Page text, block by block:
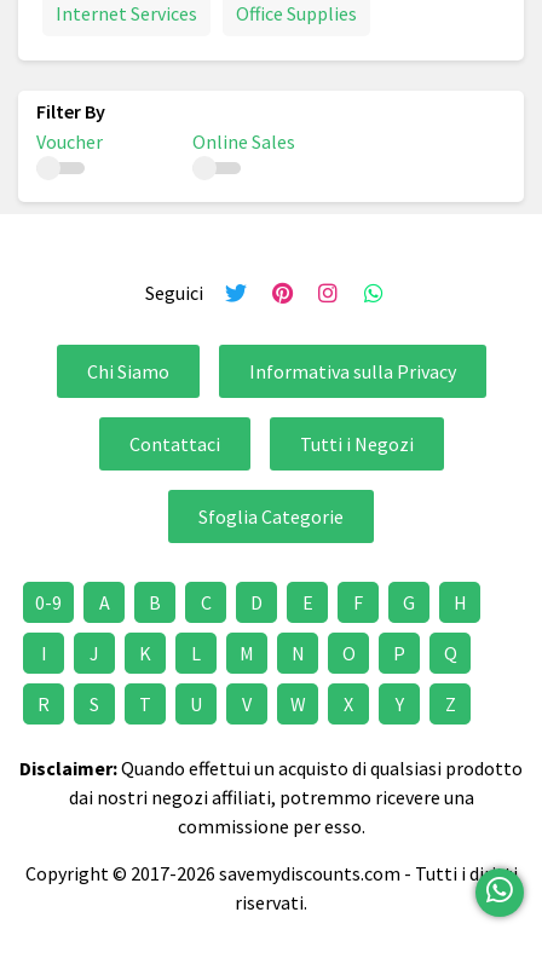
Internet Services Office Supplies
Voucher Online Sales
Seguici
Chi Siamo Informativa sulla Privacy
Contattaci Tutti i Negozi
Sfoglia Categorie
0-9 A B C D E F G H
I J K L M N O P Q
R S T U V W X Y Z
Disclaimer:Quando effettui un acquisto di qualsiasi prodotto
dai nostri negozi affiliati, potremmo ricevere una
commissione per esso.
Copyright © 2017-2026 savemydiscounts.com - Tutti i diritti
riservati.